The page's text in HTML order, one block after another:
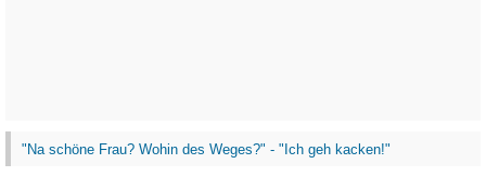
"Na schöne Frau? Wohin des Weges?" - "Ich geh kacken!"